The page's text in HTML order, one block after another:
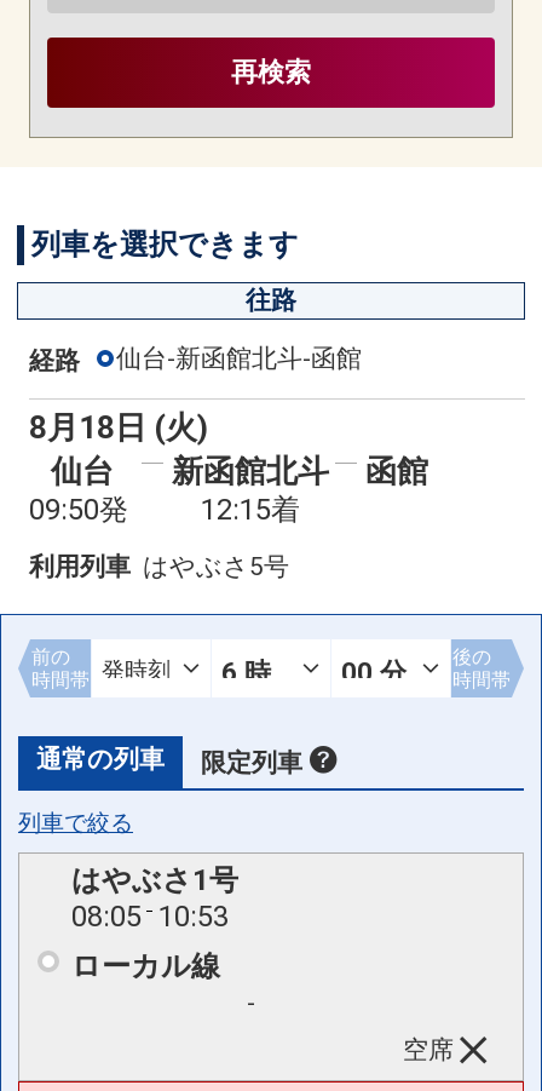
再検索
列車を選択できます
往路
経路 仙台-新函館北斗-函館
8月18日 (火)
仙台
09:50発
新函館北斗
12:15着
函館
利用列車 はやぶさ5号
前の
時間帯
後の
時間帯
通常の列車 限定列車
列車で絞る
はやぶさ1号
08:05 10:53
ローカル線
-
空席